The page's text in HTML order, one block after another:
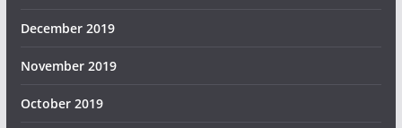
December 2019
November 2019
October 2019